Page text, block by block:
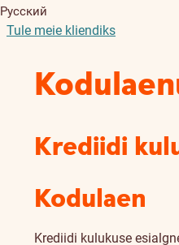
Русский
Tule meie kliendiks
Krediidi
Kodulaen
Krediidi kulukuse